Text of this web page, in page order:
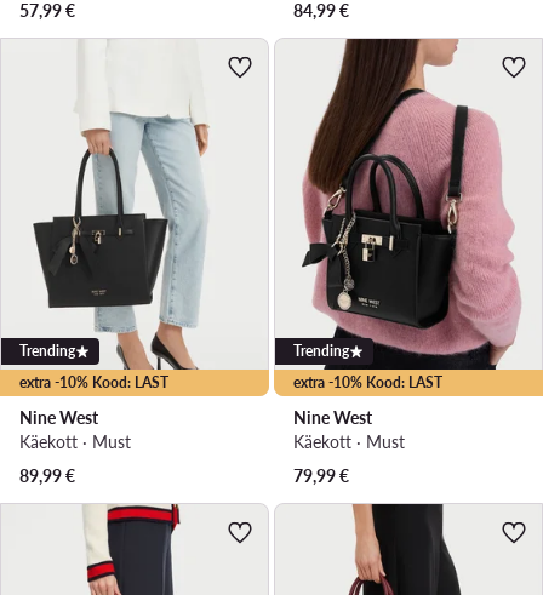
57,99€
84,99€
extra -10% Kood: LAST
Trending
Nine West
Käekott · Must
89,99€
extra -10% Kood: LAST
Trending
Nine West
Käekott · Must
79,99€